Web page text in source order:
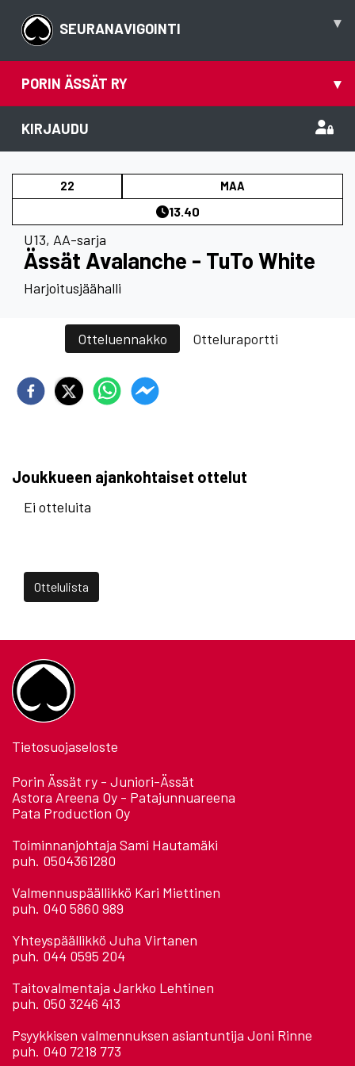
SEURANAVIGOINTI ▾
PORIN ÄSSÄT RY ▾
KIRJAUDU
22 MAA
13.40
U13, AA-sarja
Ässät Avalanche - TuTo White
Harjoitusjäähalli
Otteluennakko Otteluraportti
Joukkueen ajankohtaiset ottelut
Ei otteluita
Ottelulista
Tietosuojaseloste
Porin Ässät ry - Juniori-Ässät
Astora Areena Oy - Patajunnuareena
Pata Production Oy
Toiminnanjohtaja Sami Hautamäki
puh. 0504361280
Valmennuspäällikkö Kari Miettinen
puh. 040 5860 989
Yhteyspäällikkö Juha Virtanen
puh. 044 0595 204
Taitovalmentaja Jarkko Lehtinen
puh. 050 3246 413
Psyykkisen valmennuksen asiantuntija Joni Rinne
puh. 040 7218 773